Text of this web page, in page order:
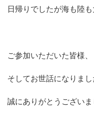
日帰りでしたが海も陸
ご参加いただいた皆様、
そしてお世話になりま
誠にありがとうございま